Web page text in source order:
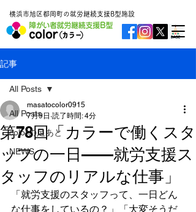
横浜市旭区都岡町の就労継続支援B型施設
記事
All Posts
colorの足あと
NEWS
All Posts
第78回「カラーで働くスタ
ッフの一日——就労支援ス
タッフのリアルな仕事」
masatocolor0915
7月9日 読了時間: 4分
「就労支援のスタッフって、一日どん
な仕事をしているの？」「大変そうだ